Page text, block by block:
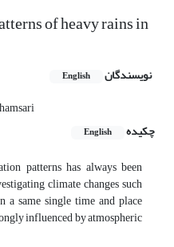
of heavy rains in
نویسندگان English
چکیده
English
patterns has always been
climate changes such
a same single time and place
influenced by atmospheric